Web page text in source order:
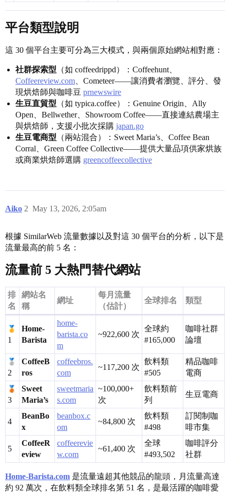
平台類型說明
這 30 個平台主要可分為三大模式，與兩個原始網站相對應：
社群探索型 （如 coffeedrippd）：Coffeehunt、
Coffeereview.com 、Cometeer——讓消費者瀏覽、評分、發
現烘焙師與咖啡豆 prnewswire
生豆直貿型 （如 typica.coffee）：Genuine Origin、Ally
Open、Bellwether、Showroom Coffee——直接連結農場主
與烘焙師，支援小批次採購 japan.go
生豆電商型 （兩站混合）：Sweet Maria’s、Coffee Bean
Corral、Green Coffee Collective——提供大量品項供家烘族
或商業烘焙師選購 greencoffeecollective
Aiko May 13, 2026, 2:05am
2
根據 SimilarWeb 流量數據以及對這 30 個平台的分析，以下是
流量最高的前 5 名：
流量前 5 大熱門替代網站
排
名
網站名
稱
網址
每月流量
（估計）
全球排名 類型
1
Home-
Barista
home-
barista.co
m
~922,600 次
全球約
#165,000
咖啡社群
論壇
2
CoffeeB
ros
coffeebros.
com
~117,200 次
飲料類
#505
精品咖啡
電商
3
Sweet
Maria’s
sweetmaria
s.com
~100,000+
次
飲料類前
列
生豆電商
4
BeanBo
x
beanbox.c
om
~84,800 次
飲料類
#498
訂閱制咖
啡市集
5
CoffeeR
eview
coffeerevie
w.com
~61,400 次
全球
#493,502
咖啡評分
社群
Home-Barista.com 是流量遠超其他競品的龍頭，月流量高達
約 92 萬次，在飲料類全球排名第 51 名，是最活躍的咖啡愛